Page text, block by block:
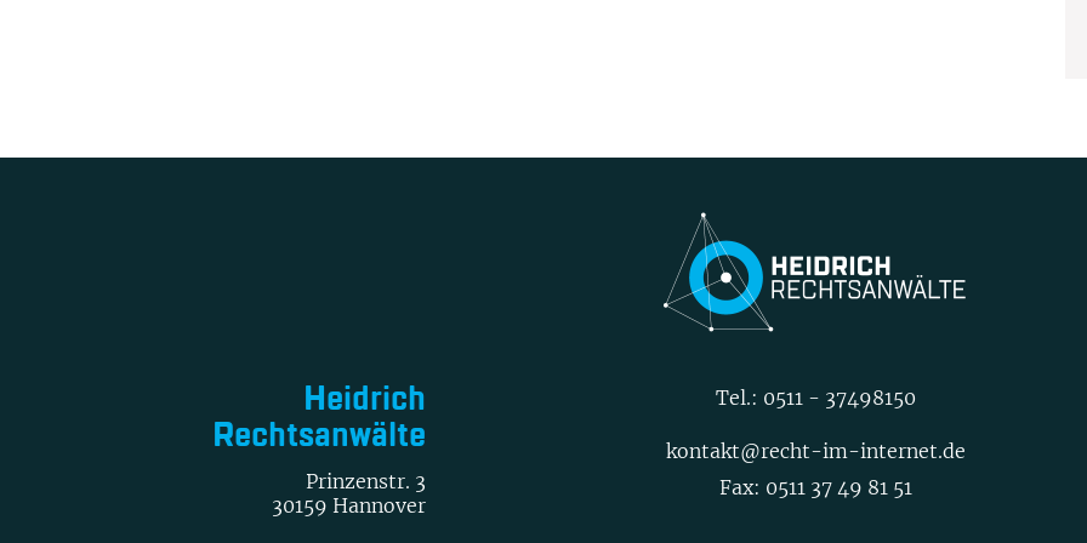
Heidrich
Rechtsanwälte
Prinzenstr. 3
30159 Hannover
Tel.: 0511 - 37498150
kontakt@recht-im-internet.de
Fax: 0511 37 49 81 51